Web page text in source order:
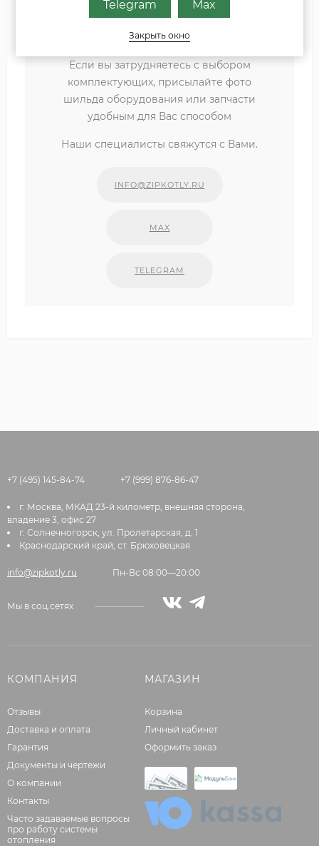
розжига в процессе работы.
Если вы затрудняетесь с выбором
комплектующих, присылайте фото
шильда оборудования или запчасти
удобным для Вас способом
Наши специалисты свяжутся с Вами.
INFO@ZIPKOTLY.RU
MAX
TELEGRAM
+7 (495) 145-84-74 +7 (999) 876-86-47
г. Москва, МКАД 23-й километр, внешняя сторона,
владение 3, офис 27
г. Солнечногорск, ул. Пролетарская, д. 1
Краснодарский край, ст. Брюховецкая
info@zipkotly.ru Пн-Вс 08:00—20:00
Мы в соц.сетях
КОМПАНИЯ
Отзывы
Доставка и оплата
Гарантия
Документы и чертежи
О компании
Контакты
Часто задаваемые вопросы
про работу системы
отопления
МАГАЗИН
Корзина
Личный кабинет
Оформить заказ
Telegram Max
Закрыть окно